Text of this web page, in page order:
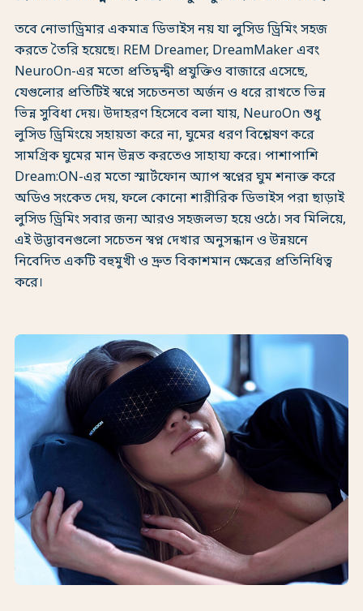
তবে নোভাড্রিমার একমাত্র ডিভাইস নয় যা লুসিড ড্রিমিং সহজ
করতে তৈরি হয়েছে। REM Dreamer, DreamMaker এবং
NeuroOn-এর মতো প্রতিদ্বন্দ্বী প্রযুক্তিও বাজারে এসেছে,
যেগুলোর প্রতিটিই স্বপ্নে সচেতনতা অর্জন ও ধরে রাখতে ভিন্ন
ভিন্ন সুবিধা দেয়। উদাহরণ হিসেবে বলা যায়, NeuroOn শুধু
লুসিড ড্রিমিংয়ে সহায়তা করে না, ঘুমের ধরণ বিশ্লেষণ করে
সামগ্রিক ঘুমের মান উন্নত করতেও সাহায্য করে। পাশাপাশি
Dream:ON-এর মতো স্মার্টফোন অ্যাপ স্বপ্নের ঘুম শনাক্ত করে
অডিও সংকেত দেয়, ফলে কোনো শারীরিক ডিভাইস পরা ছাড়াই
লুসিড ড্রিমিং সবার জন্য আরও সহজলভ্য হয়ে ওঠে। সব মিলিয়ে,
এই উদ্ভাবনগুলো সচেতন স্বপ্ন দেখার অনুসন্ধান ও উন্নয়নে
নিবেদিত একটি বহুমুখী ও দ্রুত বিকাশমান ক্ষেত্রের প্রতিনিধিত্ব
করে।